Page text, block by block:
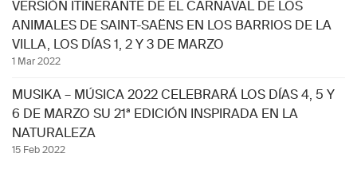
VERSIÓN ITINERANTE DE EL CARNAVAL DE LOS
ANIMALES DE SAINT-SAËNS EN LOS BARRIOS DE LA
VILLA, LOS DÍAS 1, 2 Y 3 DE MARZO
1 Mar 2022
MUSIKA – MÚSICA 2022 CELEBRARÁ LOS DÍAS 4, 5 Y
6 DE MARZO SU 21ª EDICIÓN INSPIRADA EN LA
NATURALEZA
15 Feb 2022